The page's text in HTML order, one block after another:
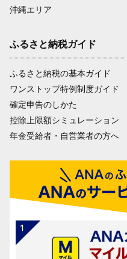
沖縄エリア
ふるさと納税ガイド
ふるさと納税の基本ガイド
ワンストップ特例制度ガイド
確定申告のしかた
控除上限額シミュレーション
年金受給者・自営業者の方へ